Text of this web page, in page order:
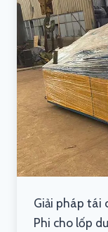
Giải pháp tái
Phi cho lốp